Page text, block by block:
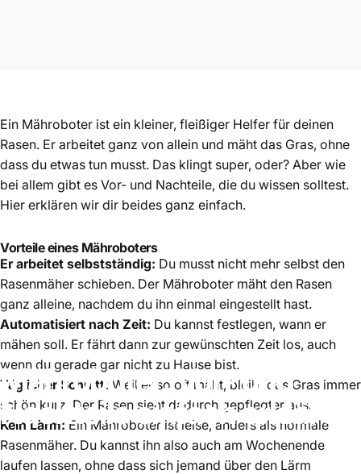
Mähroboter:Vor-und
Nachteile einfacherklärt!
März 01, 2025
Ein Mähroboter ist ein kleiner, fleißiger Helfer für deinen
Rasen. Er arbeitet ganz von allein und mäht das Gras, ohne
dass du etwas tun musst. Das klingt super, oder? Aber wie
bei allem gibt es Vor- und Nachteile, die du wissen solltest.
Hier erklären wir dir beides ganz einfach.
Vorteile eines Mähroboters
Er arbeitet selbstständig: Du musst nicht mehr selbst den
Rasenmäher schieben. Der Mähroboter mäht den Rasen
ganz alleine, nachdem du ihn einmal eingestellt hast.
Automatisiert nach Zeit: Du kannst festlegen, wann er
mähen soll. Er fährt dann zur gewünschten Zeit los, auch
wenn du gerade gar nicht zu Hause bist.
Täglicher Schnitt: Weil er so oft mäht, bleibt das Gras immer
schön kurz. Der Rasen sieht dadurch gepflegter aus.
Kein Lärm: Ein Mähroboter ist leise, anders als normale
Rasenmäher. Du kannst ihn also auch am Wochenende
laufen lassen, ohne dass sich jemand über den Lärm